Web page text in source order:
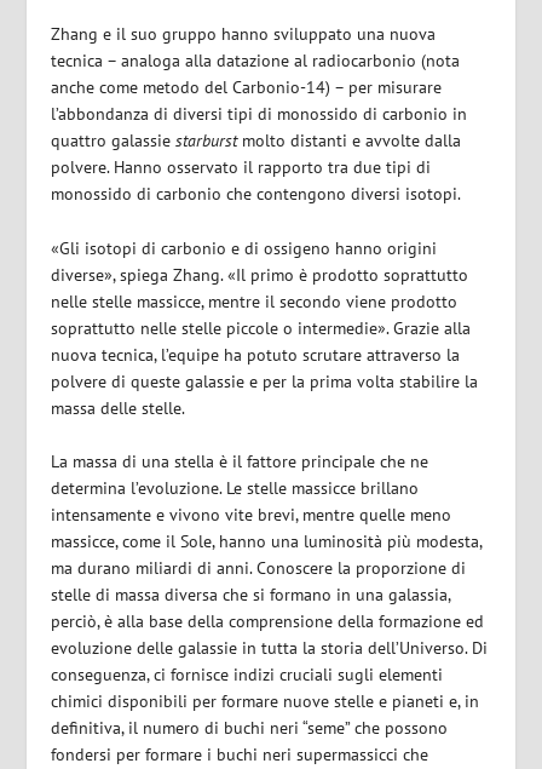
Zhang e il suo gruppo hanno sviluppato una nuova
tecnica – analoga alla datazione al radiocarbonio (nota
anche come metodo del Carbonio-14) – per misurare
l’abbondanza di diversi tipi di monossido di carbonio in
quattro galassiestarburstmolto distanti e avvolte dalla
polvere. Hanno osservato il rapporto tra due tipi di
monossido di carbonio che contengono diversi isotopi.
«Gli isotopi di carbonio e di ossigeno hanno origini
diverse», spiega Zhang. «Il primo è prodotto soprattutto
nelle stelle massicce, mentre il secondo viene prodotto
soprattutto nelle stelle piccole o intermedie». Grazie alla
nuova tecnica, l’equipe ha potuto scrutare attraverso la
polvere di queste galassie e per la prima volta stabilire la
massa delle stelle.
La massa di una stella è il fattore principale che ne
determina l’evoluzione. Le stelle massicce brillano
intensamente e vivono vite brevi, mentre quelle meno
massicce, come il Sole, hanno una luminosità più modesta,
ma durano miliardi di anni. Conoscere la proporzione di
stelle di massa diversa che si formano in una galassia,
perciò, è alla base della comprensione della formazione ed
evoluzione delle galassie in tutta la storia dell’Universo. Di
conseguenza, ci fornisce indizi cruciali sugli elementi
chimici disponibili per formare nuove stelle e pianeti e, in
definitiva, il numero di buchi neri “seme” che possono
fondersi per formare i buchi neri supermassicci che